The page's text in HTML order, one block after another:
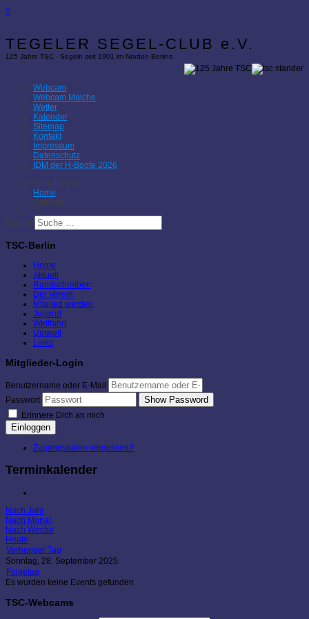
×
TEGELER SEGEL-CLUB e.V.
125 Jahre TSC - Segeln seit 1901 im Norden Berlins
Webcam
Webcam Malche
Wetter
Kalender
Sitemap
Kontakt
Impressum
Datenschutz
IDM der H-Boote 2026
Aktuelle Seite:
Home
Kalender
Suchen
TSC-Berlin
Home
Aktuell
Rundschreiben
Der Verein
Mitglied werden
Jugend
Wettfahrt
Umwelt
Links
Mitglieder-Login
Benutzername oder E-Mail
Passwort
Show Password
Erinnere Dich an mich
Einloggen
Zugangsdaten vergessen?
Terminkalender
Nach Jahr
Nach Monat
Nach Woche
Heute
Vorheriger Tag
Sonntag, 28. September 2025
Folgetag
Es wurden keine Events gefunden
TSC-Webcams